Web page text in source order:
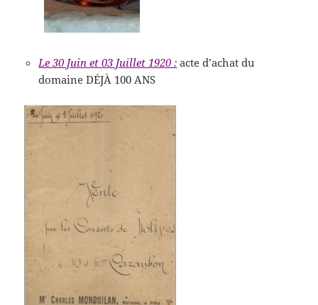
Le 30 Juin et 03 Juillet 1920 : acte d’achat du
domaine DÉJÀ 100 ANS